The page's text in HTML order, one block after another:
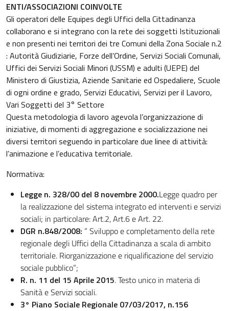
ENTI/ASSOCIAZIONI COINVOLTE
Gli operatori delle Equipes degli Uffici della Cittadinanza
collaborano e si integrano con la rete dei soggetti Istituzionali
e non presenti nei territori dei tre Comuni della Zona Sociale n.2
: Autorità Giudiziarie, Forze dell’Ordine, Servizi Sociali Comunali,
Uffici dei Servizi Sociali Minori (USSM) e adulti (UEPE) del
Ministero di Giustizia, Aziende Sanitarie ed Ospedaliere, Scuole
di ogni ordine e grado, Servizi Educativi, Servizi per il Lavoro,
Vari Soggetti del 3° Settore
Questa metodologia di lavoro agevola l’organizzazione di
iniziative, di momenti di aggregazione e socializzazione nei
diversi territori seguendo in particolare due linee di attività:
l’animazione e l’educativa territoriale.
Normativa:
Legge n. 328/00 del 8 novembre 2000.Legge quadro per
la realizzazione del sistema integrato ed interventi e servizi
sociali; in particolare: Art.2, Art.6 e Art. 22.
DGR n.848/2008: ” Sviluppo e completamento della rete
regionale degli Uffici della Cittadinanza a scala di ambito
territoriale. Riorganizzazione e riqualificazione del servizio
sociale pubblico”;
R. n. 11 del 15 Aprile 2015. Testo unico in materia di
Sanità e Servizi sociali.
3° Piano Sociale Regionale 07/03/2017, n.156